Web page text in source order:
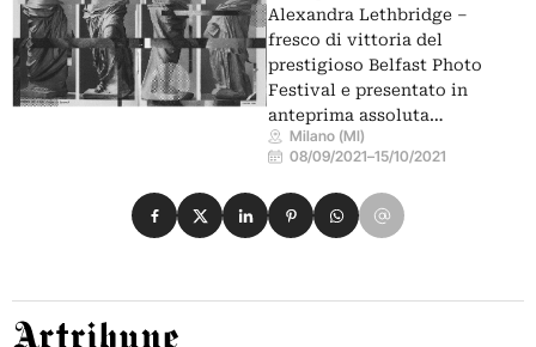
Alexandra Lethbridge –
fresco di vittoria del
prestigioso Belfast Photo
Festival e presentato in
anteprima assoluta…
Milano (MI)
08/09/2021–15/10/2021
Condividi su Facebook
Condividi su X
Condividi su LinkedIn
Condividi su Pinterest
Condividi su WhatsApp
Condividi su Email
Artribune